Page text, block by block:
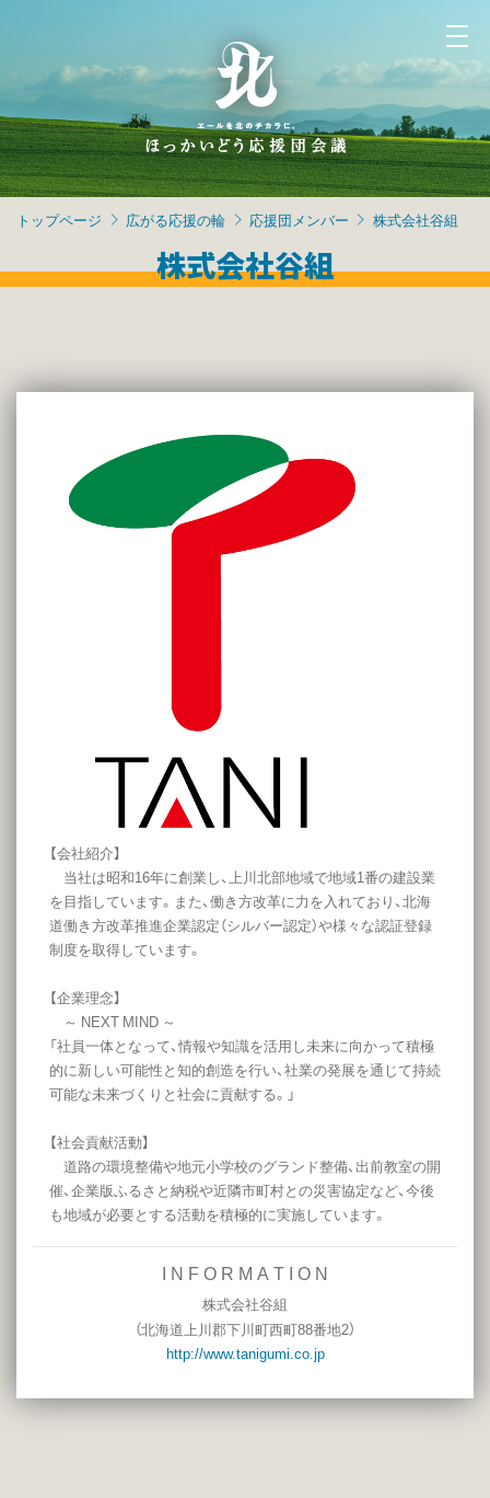
トップページ 広がる応援の輪 応援団メンバー 株式会社谷組
株式会社谷組
【会社紹介】
当社は昭和16年に創業し、上川北部地域で地域1番の建設業
を目指しています。また、働き方改革に力を入れており、北海
道働き方改革推進企業認定（シルバー認定）や様々な認証登録
制度を取得しています。
【企業理念】
～ NEXT MIND ～
「社員一体となって、情報や知識を活用し未来に向かって積極
的に新しい可能性と知的創造を行い、社業の発展を通じて持続
可能な未来づくりと社会に貢献する。」
【社会貢献活動】
道路の環境整備や地元小学校のグランド整備、出前教室の開
催、企業版ふるさと納税や近隣市町村との災害協定など、今後
も地域が必要とする活動を積極的に実施しています。
I N F O R M A T I O N
株式会社谷組
（北海道上川郡下川町西町88番地2）
http://www.tanigumi.co.jp